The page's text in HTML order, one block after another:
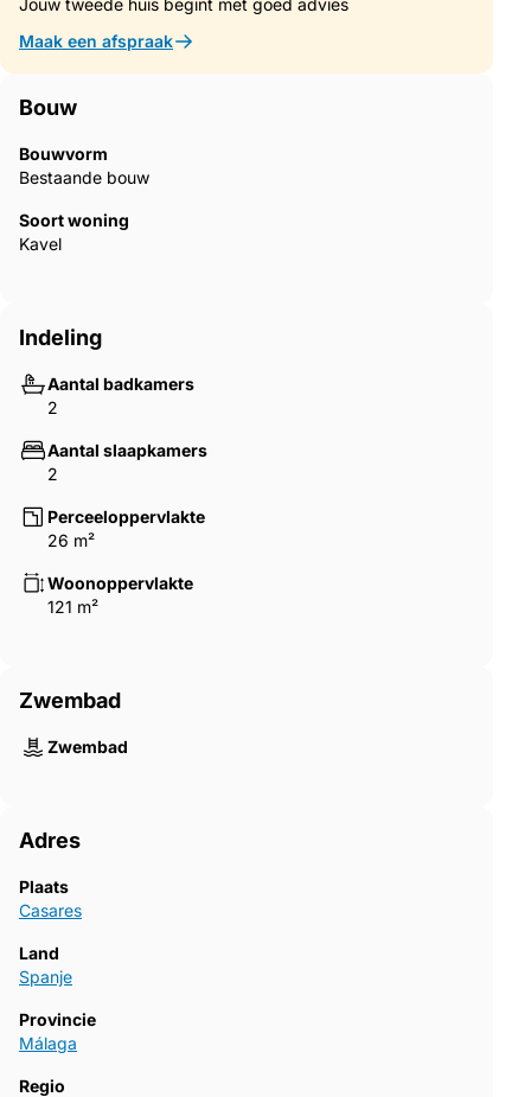
Jouw tweede huis begint met goed advies
Maak een afspraak
Bouw
Bouwvorm
Bestaande bouw
Soort woning
Kavel
Indeling
Aantal badkamers
2
Aantal slaapkamers
2
Perceeloppervlakte
26 m²
Woonoppervlakte
121 m²
Zwembad
Zwembad
Adres
Plaats
Casares
Land
Spanje
Provincie
Málaga
Regio